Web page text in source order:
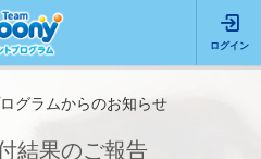
ログイン
グラムからのお知らせ
結果のご報告